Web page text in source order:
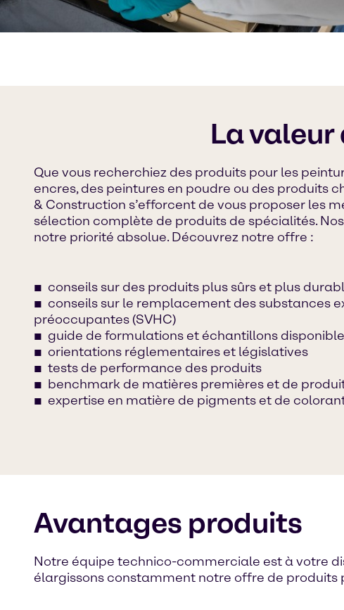
La valeur
Que vous recherchiez des produits pour les
encres, des peintures en poudre ou des produits
& Construction s’efforcent de vous proposer les
sélection complète de produits de spécialités.
notre priorité absolue. Découvrez notre offre :
conseils sur des produits plus sûrs et plus
conseils sur le remplacement des substances
préoccupantes (SVHC)
guide de formulations et échantillons
orientations réglementaires et législatives
tests de performance des produits
benchmark de matières premières et de
expertise en matière de pigments et de
Avantages produits
Notre équipe technico-commerciale est à votre
élargissons constamment notre offre de produits